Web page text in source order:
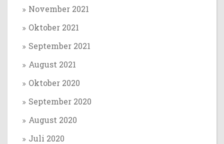
November 2021
Oktober 2021
September 2021
August 2021
Oktober 2020
September 2020
August 2020
Juli 2020